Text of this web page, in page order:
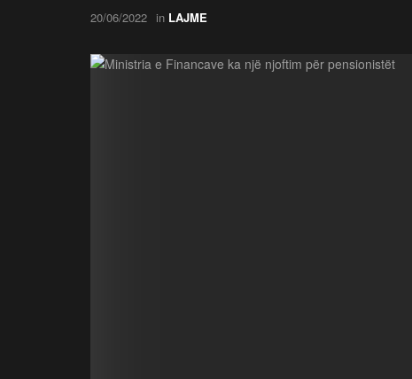
20/06/2022 in LAJME